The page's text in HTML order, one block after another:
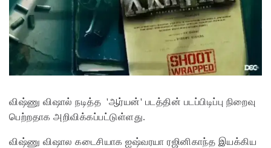
விஷ்ணு விஷால் நடித்த 'ஆர்யன்' படத்தின் படப்பிடிப்பு நிறைவு
பெற்றதாக அறிவிக்கப்பட்டுள்ளது.
விஷ்ணு விஷால கடைசியாக ஐஷ்வரயா ரஜினிகாந்த இயக்கிய